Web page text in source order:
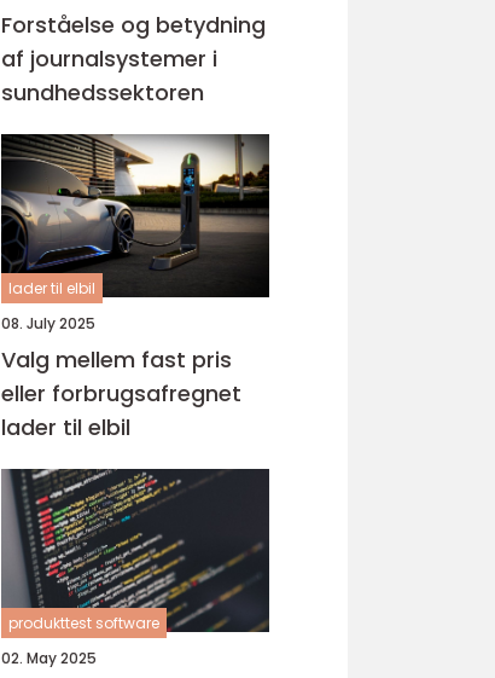
Forståelse og betydning
af journalsystemer i
sundhedssektoren
lader til elbil
08. July 2025
Valg mellem fast pris
eller forbrugsafregnet
lader til elbil
produkttest software
02. May 2025